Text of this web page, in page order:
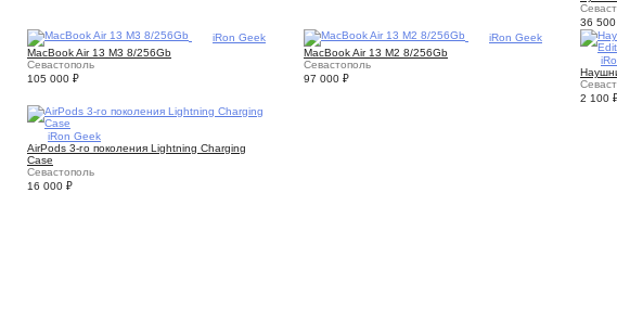
36 500
iRon Geek
MacBook Air 13 M3 8/256Gb
Севастополь
105 000 ₽
iRon Geek
MacBook Air 13 M2 8/256Gb
Севастополь
97 000 ₽
2 100
iRon Geek
AirPods 3-го поколения Lightning Charging
Case
Севастополь
16 000 ₽